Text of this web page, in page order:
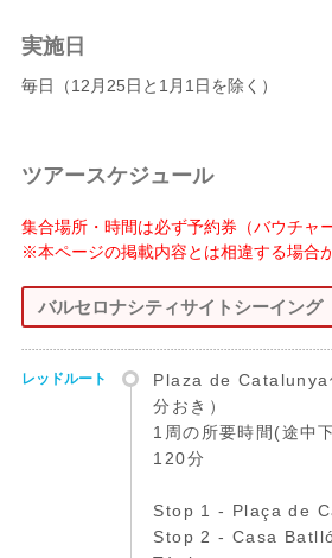
実施日
毎日（12月25日と1月1日を除く）
ツアースケジュール
集合場所・時間は必ず予約券（バウチャ
※本ページの掲載内容とは相違する場合
バルセロナシティサイトシーイング
レッドルート
Plaza de Catalunya
分おき）
1周の所要時間(途中
120分
Stop 1 - Plaça de
Stop 2 - Casa